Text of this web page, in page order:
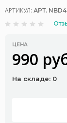
АРТИКУЛ: АРТ.
ЦЕНА
990
На складе: 0